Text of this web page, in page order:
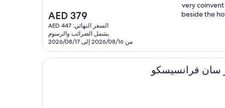
"very
beside the
السعر
الحالي
هو
AED
379
AED 379
السعر النهائي: AED 447
يشمل الضرائب والرسوم
من 2026/08/16 إلى 2026/08/17